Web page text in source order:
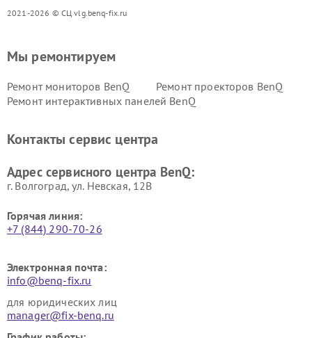
2021-2026 © СЦ vlg.benq-fix.ru
Мы ремонтируем
Ремонт мониторов BenQ
Ремонт проекторов BenQ
Ремонт интерактивных панелей BenQ
Контакты сервис центра
Адрес сервисного центра BenQ:
г. Волгоград, ул. Невская, 12В
Горячая линия:
+7 (844) 290-70-26
Электронная почта:
info@benq-fix.ru
для юридических лиц
manager@fix-benq.ru